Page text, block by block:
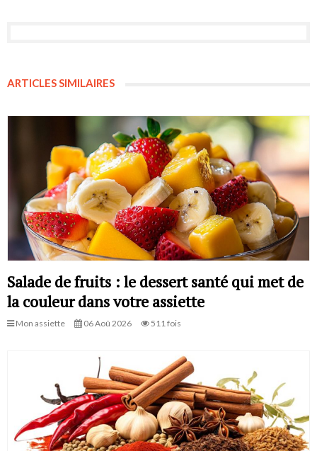
ARTICLES SIMILAIRES
Salade de fruits : le dessert santé qui met de
la couleur dans votre assiette
Mon assiette 06 Aoû 2026 511 fois